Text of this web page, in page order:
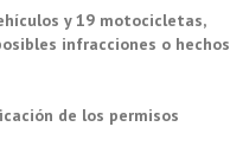
y 19 motocicletas,
infracciones o hechos
de los permisos